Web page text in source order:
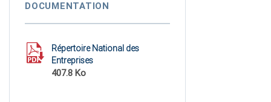
DOCUMENTATION
Répertoire National des
Entreprises
407.8 Ko